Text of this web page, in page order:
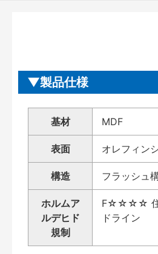
製品仕様
基材 MDF
表面 オレフィン
構造 フラッシュ
ホルムア
ルデヒド
規制
F☆☆☆☆ 住
ドライン